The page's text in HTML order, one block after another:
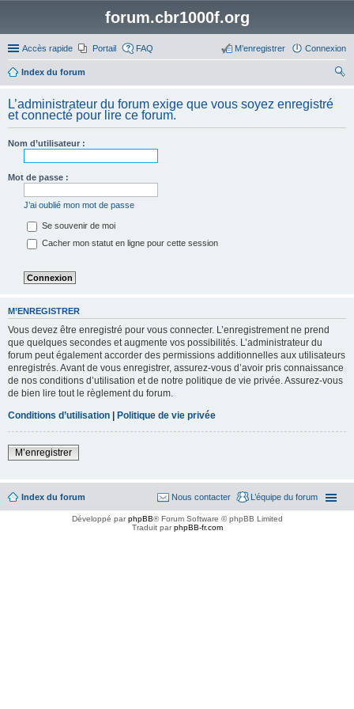
forum.cbr1000f.org
Accès rapide Portail FAQ Connexion
M’enregistrer
Index du forum
ch
L’administrateur du forum exige que vous soyez enregistré
et connecté pour lire ce forum.
Nom d’utilisateur :
Mot de passe :
J’ai oublié mon mot de passe
Se souvenir de moi
Cacher mon statut en ligne pour cette session
M’ENREGISTRER
Vous devez être enregistré pour vous connecter. L’enregistrement ne prend
que quelques secondes et augmente vos possibilités. L’administrateur du
forum peut également accorder des permissions additionnelles aux utilisateurs
enregistrés. Avant de vous enregistrer, assurez-vous d’avoir pris connaissance
de nos conditions d’utilisation et de notre politique de vie privée. Assurez-vous
de bien lire tout le règlement du forum.
Conditions d’utilisation | Politique de vie privée
M’enregistrer
Index du forum L’équipe du forum
Nous contacter
Développé parphpBB® Forum Software © phpBB Limited
Traduit parphpBB-fr.com